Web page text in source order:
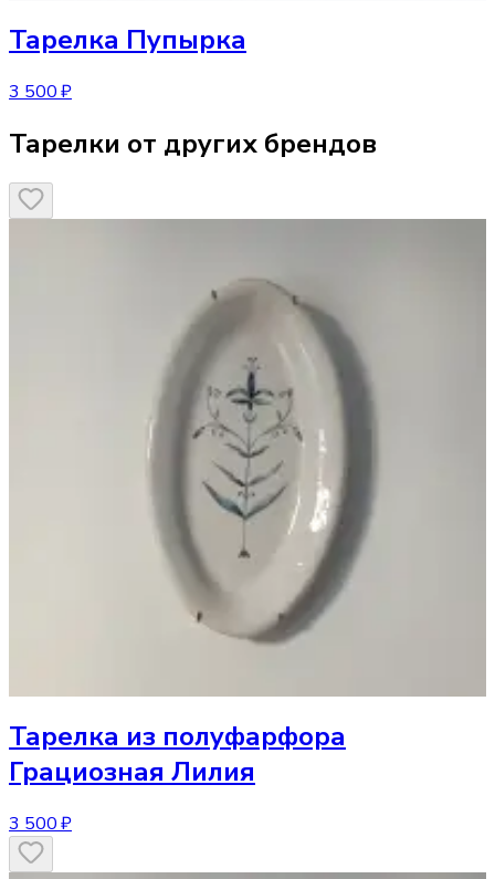
Тарелка Пупырка
3 500 ₽
Тарелки от других брендов
Тарелка из полуфарфора
Грациозная Лилия
3 500 ₽